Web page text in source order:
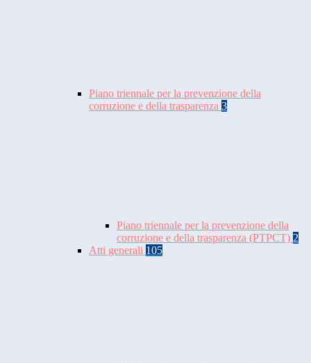
Piano triennale per la prevenzione della
corruzione e della trasparenza 3
Piano triennale per la prevenzione della
corruzione e della trasparenza (PTPCT) 2
Atti generali 105